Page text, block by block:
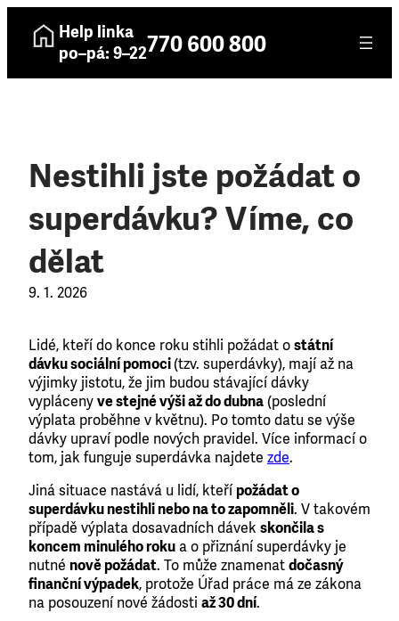
Help linka
po–pá: 9–22770 600 800
Nestihli jste požádat o
superdávku? Víme, co
dělat
9. 1. 2026
Lidé, kteří do konce roku stihli požádat ostátní
dávku sociální pomoci(tzv. superdávky), mají až na
výjimky jistotu, že jim budou stávající dávky
vyplácenyve stejné výši až do dubna(poslední
výplata proběhne v květnu). Po tomto datu se výše
dávky upraví podle nových pravidel. Více informací o
tom, jak funguje superdávka najdete zde.
Jiná situace nastává u lidí, kteří požádat o
superdávku nestihli nebo na to zapomněli. V takovém
případě výplata dosavadních dávek skončila s
koncem minulého roku a o přiznání superdávky je
nutné nově požádat. To může znamenatdočasný
finanční výpadek, protože Úřad práce má ze zákona
na posouzení nové žádosti až 30 dní.